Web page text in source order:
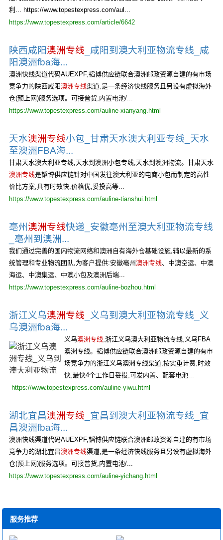
利... https://www.topestexpress.com/aul...
https://www.topestexpress.com/article/6642
陕西咸阳澳洲专线 _咸阳到澳大利亚物流专线_咸
阳澳洲fba海...
澳洲快线渠道代码AUEXPF,韬博供应链联合澳洲邮政资源自建的有市场
竞争力的陕西咸阳澳洲专线渠道,是一条经济快线服务且另设有虚拟海外
仓(预上网)服务选项。可接普货,内置电池/...
https://www.topestexpress.com/auline-xianyang.html
天水澳洲专线小包_甘肃天水澳大利亚专线_天水
至澳洲FBA海...
甘肃天水澳大利亚专线,天水到澳洲小包专线,天水到澳洲物流。甘肃天水
澳洲专线是韬博供应链针对中国发往澳大利亚的电商小包而制定的高性
价比方案,具有时效快,价格优,妥投高等...
https://www.topestexpress.com/auline-tianshui.html
亳州 澳洲专线快递_安徽亳州至澳大利亚物流专线
_亳州到澳洲...
我们通过完善的国内物流网络和澳洲自有海外仓基础设施,辅以最新的系
统管理和专业物流团队,为客户提供:安徽亳州 澳洲专线、中澳空运、中澳
海运、中澳集运、中澳小包及澳洲后端...
https://www.topestexpress.com/auline-bozhou.html
浙江义乌澳洲专线 _义乌到澳大利亚物流专线_义
乌澳洲fba海...
义乌澳洲专线,浙江义乌澳大利亚物流专线,义乌FBA
澳洲专线。韬博供应链联合澳洲邮政资源自建的有市
场竞争力的浙江义乌澳洲专线渠道,按实重计费,时效
快,最快4个工作日妥投,可发内置、配套电池...
https://www.topestexpress.com/auline-yiwu.html
湖北宜昌澳洲专线 _宜昌到澳大利亚物流专线_宜
昌澳洲fba海...
澳洲快线渠道代码AUEXPF,韬博供应链联合澳洲邮政资源自建的有市场
竞争力的湖北宜昌澳洲专线渠道,是一条经济快线服务且另设有虚拟海外
仓(预上网)服务选项。可接普货,内置电池/...
https://www.topestexpress.com/auline-yichang.html
服务推荐